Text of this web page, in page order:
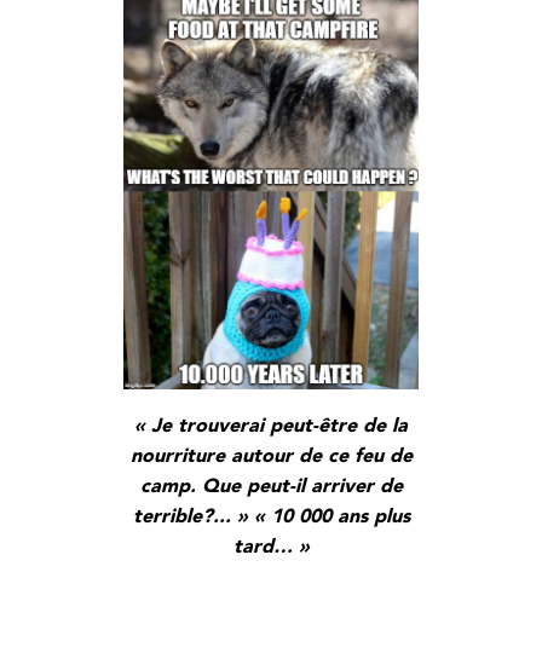
« Je trouverai peut-être de la
nourriture autour de ce feu de
camp. Que peut-il arriver de
terrible?... » « 10 000 ans plus
tard… »